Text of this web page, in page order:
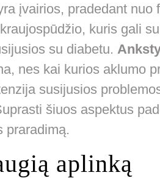
įvairios, pradedant nuo
kuris gali
su diabetu.
nes kai kurios aklumo
susijusios
šiuos aspektus
praradimą.
aplinką